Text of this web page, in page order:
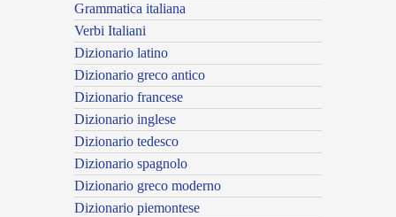
Grammatica italiana
Verbi Italiani
Dizionario latino
Dizionario greco antico
Dizionario francese
Dizionario inglese
Dizionario tedesco
Dizionario spagnolo
Dizionario greco moderno
Dizionario piemontese